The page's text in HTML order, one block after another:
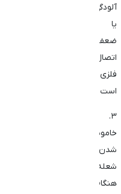
آلودگی
یا
ضعف
اتصال
فلزی
است.
۳.
خاموش
شدن
شعله
هنگام